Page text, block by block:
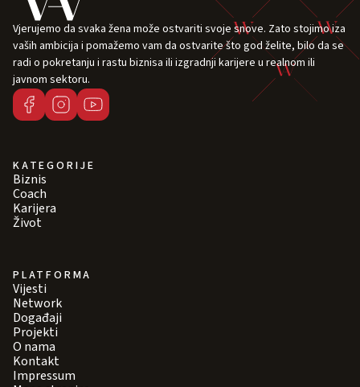
Vjerujemo da svaka žena može ostvariti svoje snove. Zato stojimo iza
vaših ambicija i pomažemo vam da ostvarite što god želite, bilo da se
radi o pokretanju i rastu biznisa ili izgradnji karijere u realnom ili
javnom sektoru.
KATEGORIJE
Biznis
Coach
Karijera
Život
PLATFORMA
Vijesti
Network
Događaji
Projekti
O nama
Kontakt
Impressum